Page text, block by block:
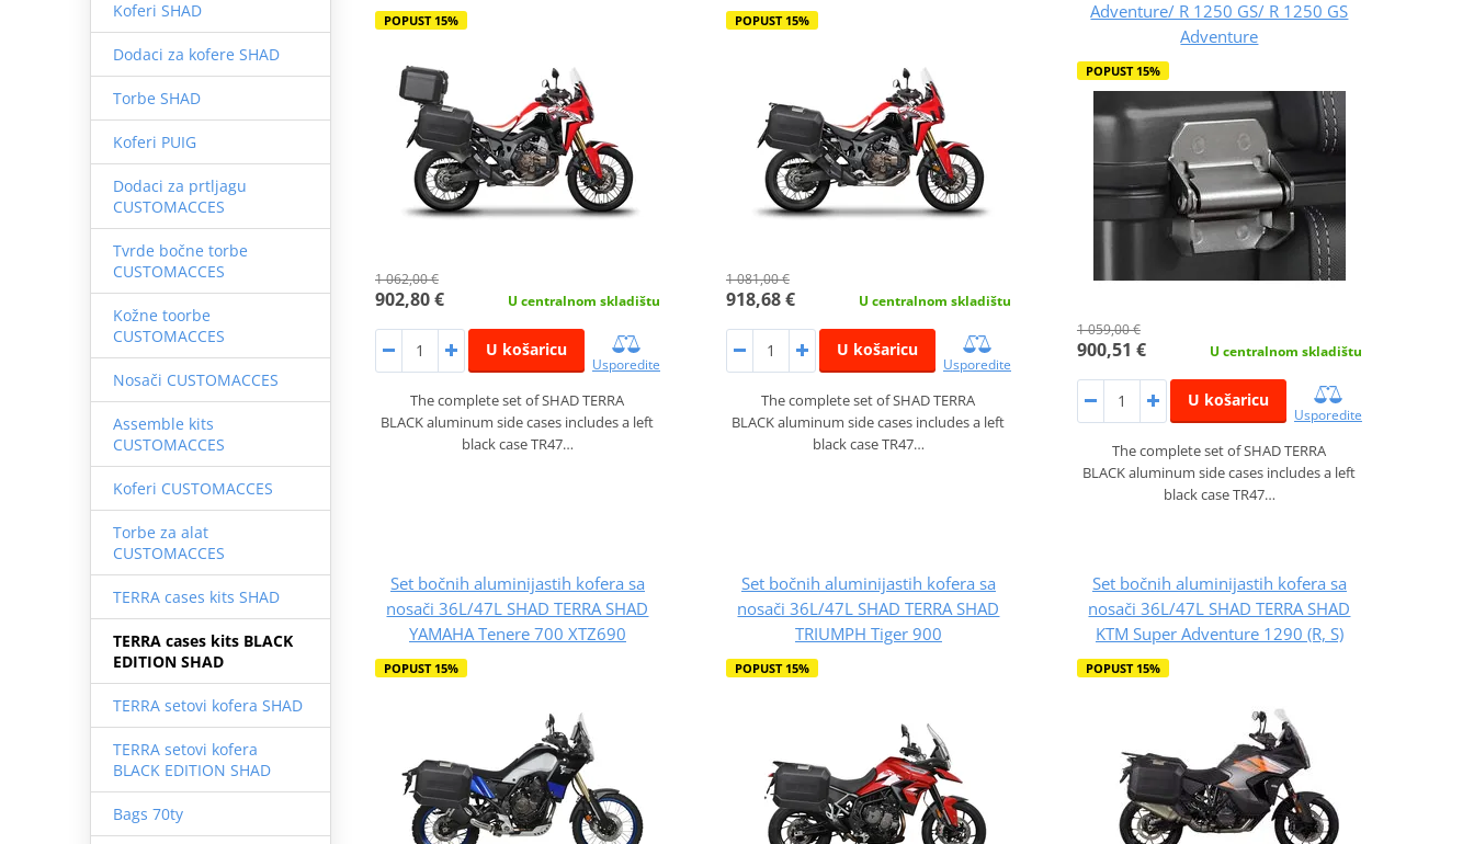
Koferi SHAD
Dodaci za kofere SHAD
Torbe SHAD
Koferi PUIG
Dodaci za prtljagu
CUSTOMACCES
Tvrde bočne torbe
CUSTOMACCES
Kožne toorbe
CUSTOMACCES
Nosači CUSTOMACCES
Assemble kits
CUSTOMACCES
Koferi CUSTOMACCES
Torbe za alat
CUSTOMACCES
TERRA cases kits SHAD
TERRA cases kits BLACK
EDITION SHAD
TERRA setovi kofera SHAD
TERRA setovi kofera
BLACK EDITION SHAD
Bags 70ty
POPUST 15%
1 062,00 €
902,80 € U centralnom skladištu
U košaricu
Usporedite
The complete set of SHAD TERRA
BLACK aluminum side cases includes a left
black case TR47…
POPUST 15%
1 081,00 €
918,68 € U centralnom skladištu
U košaricu
Usporedite
The complete set of SHAD TERRA
BLACK aluminum side cases includes a left
black case TR47…
Adventure/ R 1250 GS/ R 1250 GS
Adventure
POPUST 15%
1 059,00 €
900,51 € U centralnom skladištu
U košaricu
Usporedite
The complete set of SHAD TERRA
BLACK aluminum side cases includes a left
black case TR47…
Set bočnih aluminijastih kofera sa
nosači 36L/47L SHAD TERRA SHAD
YAMAHA Tenere 700 XTZ690
POPUST 15%
Set bočnih aluminijastih kofera sa
nosači 36L/47L SHAD TERRA SHAD
TRIUMPH Tiger 900
POPUST 15%
Set bočnih aluminijastih kofera sa
nosači 36L/47L SHAD TERRA SHAD
KTM Super Adventure 1290 (R, S)
POPUST 15%